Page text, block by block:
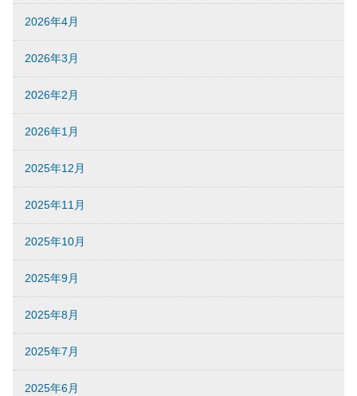
2026年4月
2026年3月
2026年2月
2026年1月
2025年12月
2025年11月
2025年10月
2025年9月
2025年8月
2025年7月
2025年6月